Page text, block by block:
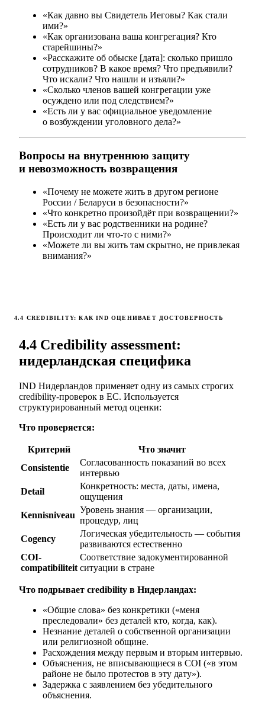
«Как давно вы Свидетель Иеговы? Как стали
ими?»
«Как организована ваша конгрегация? Кто
старейшины?»
«Расскажите об обыске [дата]: сколько пришло
сотрудников? В какое время? Что предъявили?
Что искали? Что нашли и изъяли?»
«Сколько членов вашей конгрегации уже
осуждено или под следствием?»
«Есть ли у вас официальное уведомление
о возбуждении уголовного дела?»
Вопросы на внутреннюю защиту
и невозможность возвращения
«Почему не можете жить в другом регионе
России / Беларуси в безопасности?»
«Что конкретно произойдёт при возвращении?»
«Есть ли у вас родственники на родине?
Происходит ли что-то с ними?»
«Можете ли вы жить там скрытно, не привлекая
внимания?»
4.4 CREDIBILITY: КАК IND ОЦЕНИВАЕТ ДОСТОВЕРНОСТЬ
4.4 Credibility assessment:
нидерландская специфика
IND Нидерландов применяет одну из самых строгих
credibility-проверок в ЕС. Используется
структурированный метод оценки:
Что проверяется:
Критерий
Что значит
Consistentie
Согласованность показаний во всех
интервью
Detail
Конкретность: места, даты, имена,
ощущения
Kennisniveau
Уровень знания — организации,
процедур, лиц
Cogency
Логическая убедительность — события
развиваются естественно
COI-
compatibiliteit
Соответствие задокументированной
ситуации в стране
Что подрывает credibility в Нидерландах:
«Общие слова» без конкретики («меня
преследовали» без деталей кто, когда, как).
Незнание деталей о собственной организации
или религиозной общине.
Расхождения между первым и вторым интервью.
Объяснения, не вписывающиеся в COI («в этом
районе не было протестов в эту дату»).
Задержка с заявлением без убедительного
объяснения.